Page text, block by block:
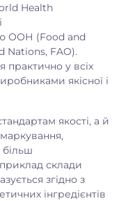
Health
ООН (Food and
FAO).
практично у всіх
якісної і
якості, а й
склади
згідно з
інгредієнтів